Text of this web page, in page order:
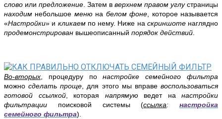
слово или предложение. Затем в верхнем правом углустраницы
находим небольшое меню на белом фоне, которое называется
«Настройки» и кликаем по нему. Ниже на скриншоте наглядно
продемонстрирован вышеописанный порядок действий.
Во-вторых, процедуру понастройке семейного фильтра
можносделать проще, для этого мы вправевоспользоваться
готовой ссылкой, которая напрямую ведет на настройки
фильтрации поисковой системы (ссылка: настройка
семейного фильтра).